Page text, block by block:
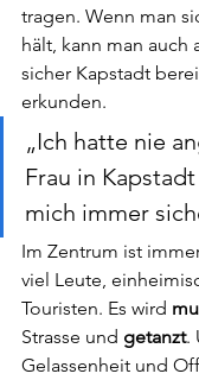
tragen. Wenn man
hält, kann man auch
sicher Kapstadt
erkunden.
„Ich hatte nie
Frau in
mich immer
Im Zentrum ist
viel Leute,
Touristen. Es wird
Strasse und getanzt.
Gelassenheit und